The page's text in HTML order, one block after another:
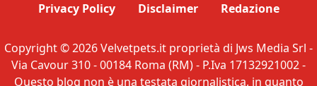
Privacy Policy Disclaimer Redazione
Copyright © 2026 Velvetpets.it proprietà di Jws Media Srl -
Via Cavour 310 - 00184 Roma (RM) - P.Iva 17132921002 -
Questo blog non è una testata giornalistica, in quanto